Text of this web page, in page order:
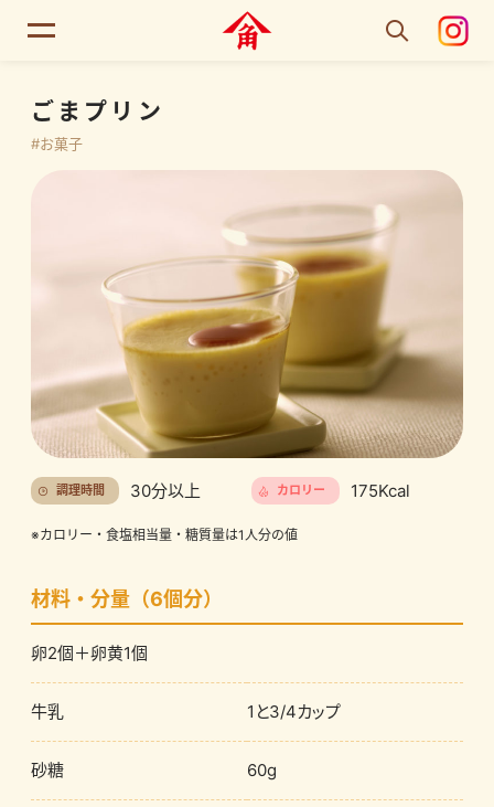
ごまプリン
#お菓子
調理時間 30分以上 カロリー 175Kcal
※カロリー・食塩相当量・糖質量は1人分の値
材料・分量（6個分）
卵2個＋卵黄1個
牛乳 1と3/4カップ
砂糖 60g